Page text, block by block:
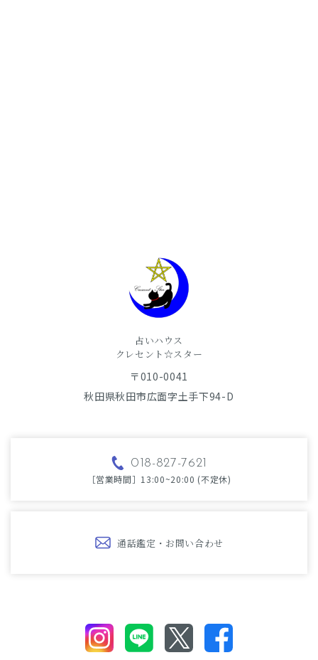
占いハウス
​​​​​​​クレセント☆スター
〒010-0041
秋田県秋田市広面字土手下94-D
018-827-7621
［営業時間］13:00~20:00 (不定休)
通話鑑定・お問い合わせ